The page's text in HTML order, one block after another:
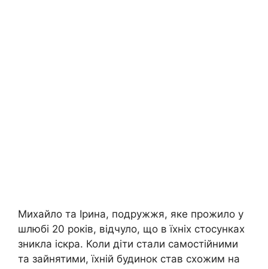
Михайло та Ірина, подружжя, яке прожило у
шлюбі 20 років, відчуло, що в їхніх стосунках
зникла іскра. Коли діти стали самостійними
та зайнятими, їхній будинок став схожим на